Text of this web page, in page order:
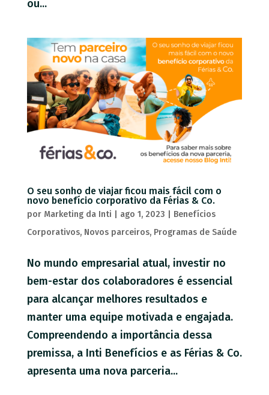
ou...
O seu sonho de viajar ficou mais fácil com o
novo benefício corporativo da Férias & Co.
por Marketing da Inti ago 1, 2023
Benefícios
Corporativos, Novos parceiros, Programas de Saúde
No mundo empresarial atual, investir no
bem-estar dos colaboradores é essencial
para alcançar melhores resultados e
manter uma equipe motivada e engajada.
Compreendendo a importância dessa
premissa, a Inti Benefícios e as Férias & Co.
apresenta uma nova parceria...